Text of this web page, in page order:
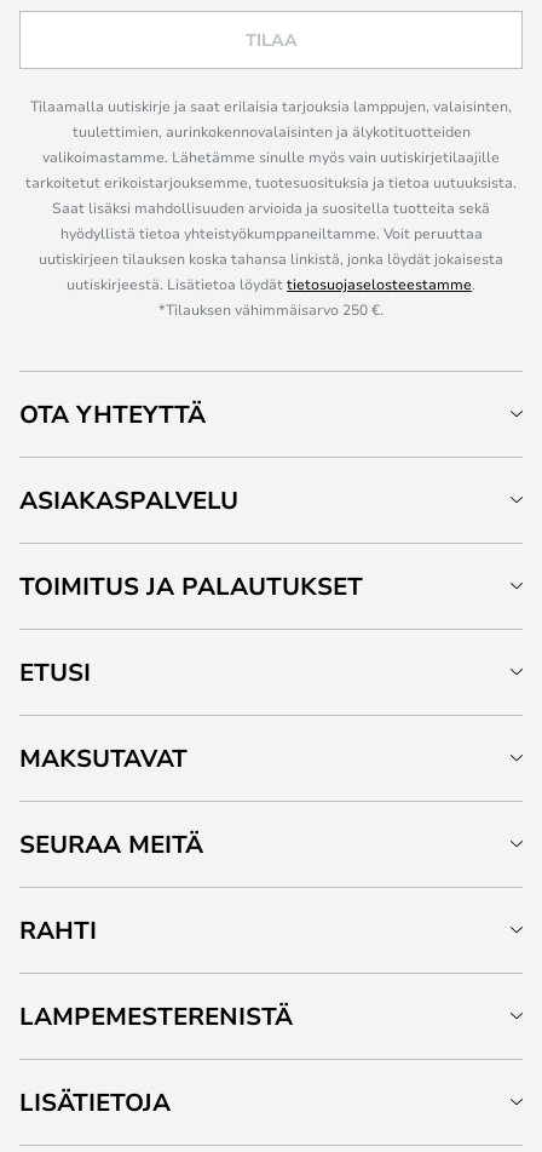
TILAA
Tilaamalla uutiskirje ja saat erilaisia tarjouksia lamppujen, valaisinten,
tuulettimien, aurinkokennovalaisinten ja älykotituotteiden
valikoimastamme. Lähetämme sinulle myös vain uutiskirjetilaajille
tarkoitetut erikoistarjouksemme, tuotesuosituksia ja tietoa uutuuksista.
Saat lisäksi mahdollisuuden arvioida ja suositella tuotteita sekä
hyödyllistä tietoa yhteistyökumppaneiltamme. Voit peruuttaa
uutiskirjeen tilauksen koska tahansa linkistä, jonka löydät jokaisesta
uutiskirjeestä. Lisätietoa löydättietosuojaselosteestamme.
*Tilauksen vähimmäisarvo 250 €.
OTA YHTEYTTÄ
ASIAKASPALVELU
TOIMITUS JA PALAUTUKSET
ETUSI
MAKSUTAVAT
SEURAA MEITÄ
RAHTI
LAMPEMESTERENISTÄ
LISÄTIETOJA